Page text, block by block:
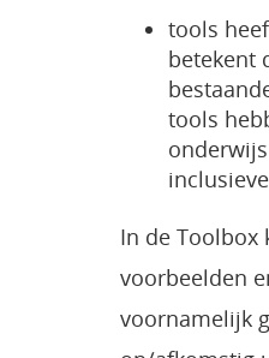
tools
betekent
tools
In de Toolbox
voorbeelden
voornamelijk